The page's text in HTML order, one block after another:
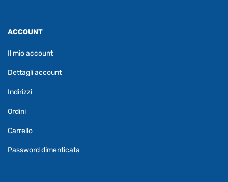
ACCOUNT
Il mio account
Dettagli account
Indirizzi
Ordini
Carrello
Password dimenticata